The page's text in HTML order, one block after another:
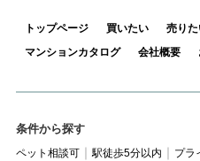
トップページ 買いたい 売り
マンションカタログ
会社概要
条件から探す
ペット相談可 駅徒歩5分以内 プラ